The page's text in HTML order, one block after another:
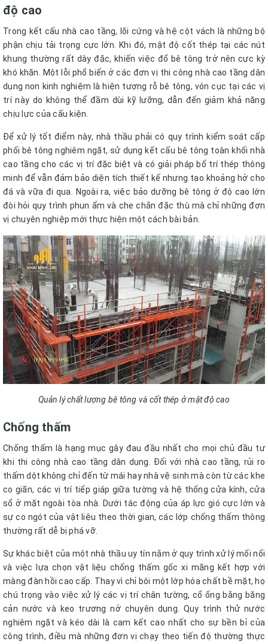
độ cao
Trong kết cấu nhà cao tầng, lõi cứng và hệ cột vách là những bộ
phận chịu tải trọng cực lớn. Khi đó, mật độ cốt thép tại các nút
khung thường rất dày đặc, khiến việc đổ bê tông trở nên cực kỳ
khó khăn. Một lỗi phổ biến ở các đơn vị thi công nhà cao tầng dân
dụng non kinh nghiệm là hiện tượng rỗ bê tông, vón cục tại các vị
trí này do không thể đầm dùi kỹ lưỡng, dẫn đến giảm khả năng
chịu lực của cấu kiện.
Để xử lý tốt điểm này, nhà thầu phải có quy trình kiểm soát cấp
phối bê tông nghiêm ngặt, sử dụng kết cấu bê tông toàn khối nhà
cao tầng cho các vị trí đặc biệt và có giải pháp bố trí thép thông
minh để vẫn đảm bảo diện tích thiết kế nhưng tạo khoảng hở cho
đá và vữa đi qua. Ngoài ra, việc bảo dưỡng bê tông ở độ cao lớn
đòi hỏi quy trình phun ẩm và che chắn đặc thù mà chỉ những đơn
vị chuyên nghiệp mới thực hiện một cách bài bản.
Quản lý chất lượng bê tông và cốt thép ở mật độ cao
Chống thấm
Chống thấm là hạng mục gây đau đầu nhất cho mọi chủ đầu tư
khi thi công nhà cao tầng dân dụng. Đối với nhà cao tầng, rủi ro
thấm dột không chỉ đến từ mái hay nhà vệ sinh mà còn từ các khe
co giãn, các vị trí tiếp giáp giữa tường và hệ thống cửa kính, cửa
sổ ở mặt ngoài tòa nhà. Dưới tác động của áp lực gió cực lớn và
sự co ngót của vật liệu theo thời gian, các lớp chống thấm thông
thường rất dễ bị phá vỡ.
Sự khác biệt của một nhà thầu uy tín nằm ở quy trình xử lý mối nối
và việc lựa chọn vật liệu chống thấm gốc xi măng kết hợp với
màng đàn hồi cao cấp. Thay vì chỉ bôi một lớp hóa chất bề mặt, họ
chú trọng vào việc xử lý các vị trí chân tường, cổ ống bằng băng
cản nước và keo trương nở chuyên dụng. Quy trình thử nước
nghiêm ngặt và kéo dài là cam kết cao nhất cho sự bền bỉ của
công trình, điều mà những đơn vị chạy theo tiến độ thường thực